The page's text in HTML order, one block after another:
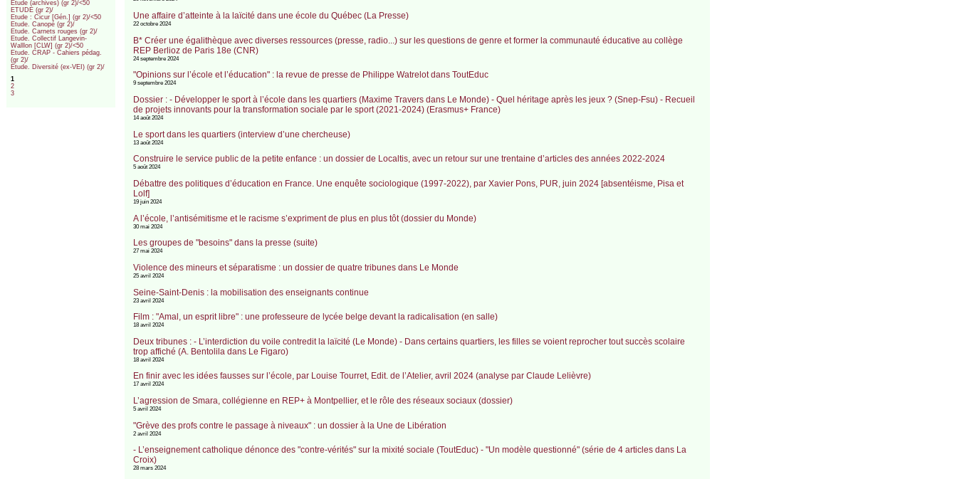
Etude (archives) (gr 2)/<50
ETUDE (gr 2)/
Etude : Cicur [Gén.] (gr 2)/<50
Etude. Canopé (gr 2)/
Etude. Carnets rouges (gr 2)/
Etude. Collectif Langevin-
Walllon [CLW] (gr 2)/<50
Etude. CRAP - Cahiers pédag.
(gr 2)/
Etude. Diversité (ex-VEI) (gr 2)/
1
2
3
Une affaire d’atteinte à la laïcité dans une école du Québec (La Presse)
22 octobre 2024
B* Créer une égalithèque avec diverses ressources (presse, radio...) sur les questions de genre et former la communauté éducative au collège
REP Berlioz de Paris 18e (CNR)
24 septembre 2024
"Opinions sur l’école et l’éducation" : la revue de presse de Philippe Watrelot dans ToutEduc
9 septembre 2024
Dossier : - Développer le sport à l’école dans les quartiers (Maxime Travers dans Le Monde) - Quel héritage après les jeux ? (Snep-Fsu) - Recueil
de projets innovants pour la transformation sociale par le sport (2021-2024) (Erasmus+ France)
14 août 2024
Le sport dans les quartiers (interview d’une chercheuse)
13 août 2024
Construire le service public de la petite enfance : un dossier de Localtis, avec un retour sur une trentaine d’articles des années 2022-2024
5 août 2024
Débattre des politiques d’éducation en France. Une enquête sociologique (1997-2022), par Xavier Pons, PUR, juin 2024 [absentéisme, Pisa et
Lolf]
19 juin 2024
A l’école, l’antisémitisme et le racisme s’expriment de plus en plus tôt (dossier du Monde)
30 mai 2024
Les groupes de "besoins" dans la presse (suite)
27 mai 2024
Violence des mineurs et séparatisme : un dossier de quatre tribunes dans Le Monde
25 avril 2024
Seine-Saint-Denis : la mobilisation des enseignants continue
23 avril 2024
Film : "Amal, un esprit libre" : une professeure de lycée belge devant la radicalisation (en salle)
18 avril 2024
Deux tribunes : - L’interdiction du voile contredit la laïcité (Le Monde) - Dans certains quartiers, les filles se voient reprocher tout succès scolaire
trop affiché (A. Bentolila dans Le Figaro)
18 avril 2024
En finir avec les idées fausses sur l’école, par Louise Tourret, Edit. de l’Atelier, avril 2024 (analyse par Claude Lelièvre)
17 avril 2024
L’agression de Smara, collégienne en REP+ à Montpellier, et le rôle des réseaux sociaux (dossier)
5 avril 2024
"Grève des profs contre le passage à niveaux" : un dossier à la Une de Libération
2 avril 2024
- L’enseignement catholique dénonce des "contre-vérités" sur la mixité sociale (ToutEduc) - "Un modèle questionné" (série de 4 articles dans La
Croix)
28 mars 2024